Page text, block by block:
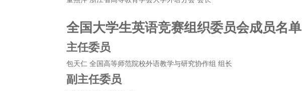
全国大学生英语竞赛组织委员会成员名单
主任委员
包天仁 全国高等师范院校外语教学与研究协作组 组长
副主任委员